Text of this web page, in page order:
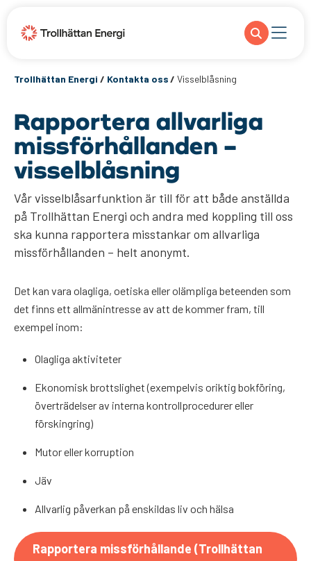
Trollhättan Energi / Kontakta oss/ Visselblåsning
Rapportera allvarliga
missförhållanden –
visselblåsning
Vår visselblåsarfunktion är till för att både anställda
på Trollhättan Energi och andra med koppling till oss
ska kunna rapportera misstankar om allvarliga
missförhållanden – helt anonymt.
Det kan vara olagliga, oetiska eller olämpliga beteenden som
det finns ett allmänintresse av att de kommer fram, till
exempel inom:
Olagliga aktiviteter
Ekonomisk brottslighet (exempelvis oriktig bokföring,
överträdelser av interna kontrollprocedurer eller
förskingring)
Mutor eller korruption
Jäv
Allvarlig påverkan på enskildas liv och hälsa
Rapportera missförhållande (Trollhättan